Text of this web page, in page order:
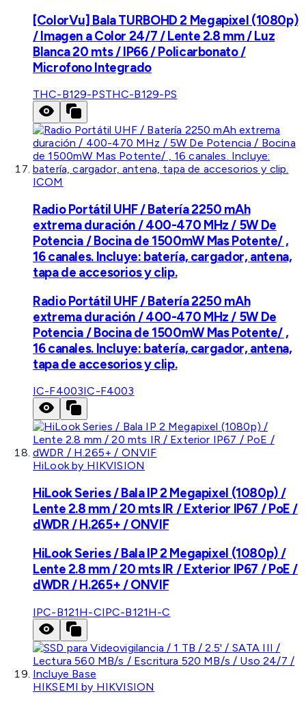
[ColorVu] Bala TURBOHD 2 Megapixel (1080p)
/ Imagen a Color 24/7 / Lente 2.8 mm / Luz
Blanca 20 mts / IP66 / Policarbonato /
Microfono Integrado
THC-B129-PSTHC-B129-PS
ICOM
Radio Portátil UHF / Batería 2250 mAh
extrema duración / 400-470 MHz / 5W De
Potencia / Bocina de 1500mW Mas Potente/ ,
16 canales. Incluye: batería, cargador, antena,
tapa de accesorios y clip.
Radio Portátil UHF / Batería 2250 mAh
extrema duración / 400-470 MHz / 5W De
Potencia / Bocina de 1500mW Mas Potente/ ,
16 canales. Incluye: batería, cargador, antena,
tapa de accesorios y clip.
IC-F4003IC-F4003
HiLook by HIKVISION
HiLook Series / Bala IP 2 Megapixel (1080p) /
Lente 2.8 mm / 20 mts IR / Exterior IP67 / PoE /
dWDR / H.265+ / ONVIF
HiLook Series / Bala IP 2 Megapixel (1080p) /
Lente 2.8 mm / 20 mts IR / Exterior IP67 / PoE /
dWDR / H.265+ / ONVIF
IPC-B121H-CIPC-B121H-C
HIKSEMI by HIKVISION